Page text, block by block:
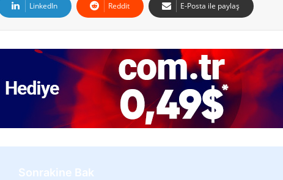
LinkedIn Reddit E-Posta ile paylaş
Sonrakine Bak